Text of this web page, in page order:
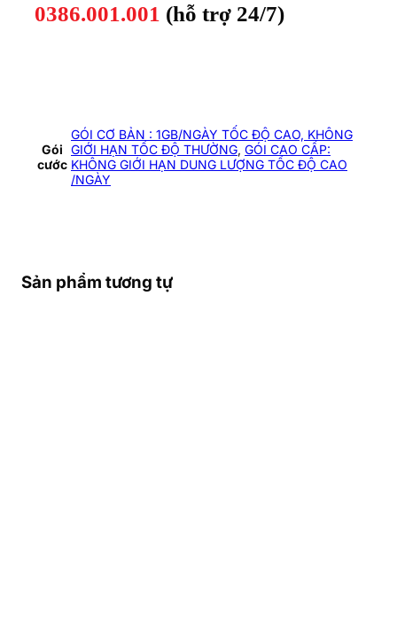
0386.001.001 (hỗ trợ 24/7)
Gói
cước
GÓI CƠ BẢN : 1GB/NGÀY TỐC ĐỘ CAO, KHÔNG
GIỚI HẠN TỐC ĐỘ THƯỜNG, GÓI CAO CẤP:
KHÔNG GIỚI HẠN DUNG LƯỢNG TỐC ĐỘ CAO
/NGÀY
Sản phẩm tương tự